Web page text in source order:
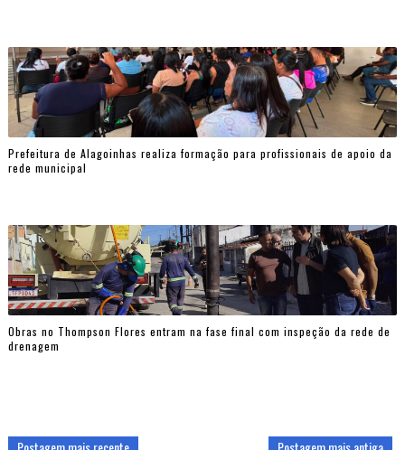
Prefeitura de Alagoinhas realiza formação para profissionais de apoio da
rede municipal
Obras no Thompson Flores entram na fase final com inspeção da rede de
drenagem